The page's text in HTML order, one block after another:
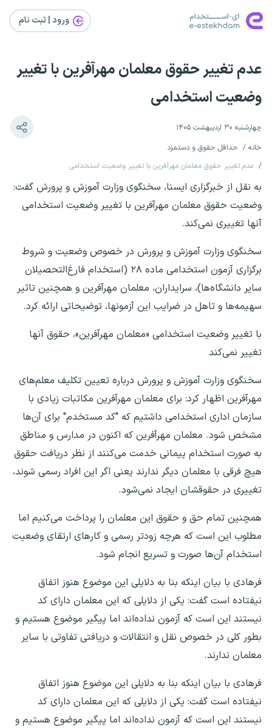
ورود | ثبت‌ نام
عدم تغییر حقوق معلمان مهرآفرین با تغییر
وضعیت استخدامی
چهارشنبه ۳۰ اردیبهشت ۱۴۰۵
خانه
حداقل حقوق و دستمزد
عدم تغییر حقوق معلمان مهرآفرین با تغییر وضعیت استخدامی
به نقل از خبرگزاری ایسنا، سخنگوی وزارت آموزش و پرورش گفت:
وضعیت حقوق معلمان مهرآفرین با تغییر وضعیت استخدامی
آنها تغییری نمی‌کند.
سخنگوی وزارت آموزش و پرورش در خصوص وضعیت و شروط
برگزاری آزمون استخدامی ماده ۲۸ (استخدام فارغ‌التحصیلان
سایر دانشگاه‌ها)، سرایداران، معلمان مهرآفرین و همچنین تاثیر
سهیمه‌ها و تاهل در ضرایب این آزمونها، توضیحاتی ارائه کرد.
با تغییر وضعیت استخدامی «معلمان مهرآفرین»، حقوق آنها
تغییر نمی‌کند
سخنگوی وزارت آموزش و پرورش درباره تعیین تکلیف معلم‌های
مهرآفرین اظهار کرد: برای معلمان مهرآفرین مکاتبات زیادی با
سازمان اداری استخدامی داشتیم که "کد مستخدم" برای آن‌ها
مشخص شود. معلمان مهرآفرین که اکنون در مدارس و مناطق
به صورت استخدام پیمانی خدمت می‌کنند از نظر دریافت حقوق
هیچ فرقی با معلمان دیگر ندارند یعنی اگر این افراد رسمی شوند،
تغییری در حقوقشان ایجاد نمی‌شود.
همچنین تمام حق و حقوق این معلمان را پرداخت می‌کنیم اما
مطلوب این است که هرچه زودتر رسمی و کارهای ارتقای وضعیت
استخدام آن‌ها صورت و تسریع انجام شود.
فرهادی با بیان اینکه بنا به دلایلی این موضوع هنوز اتفاق
نیفتاده است گفت: یکی از دلایلی که این‌ معلمان دارای کد
نیستند این است که آزمون نداده‌اند اما پیگیر موضوع هستیم و
بطور کلی در خصوص نقل و انتقالات و دریافتی تفاوتی با سایر
معلمان ندارند.
فرهادی با بیان اینکه بنا به دلایلی این موضوع هنوز اتفاق
نیفتاده است گفت: یکی از دلایلی که این‌ معلمان دارای کد
نیستند این است که آزمون نداده‌اند اما پیگیر موضوع هستیم و